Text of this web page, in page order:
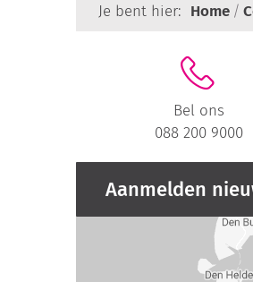
Je bent hier: Home
Bel ons
088 200 9000
Aanmelden